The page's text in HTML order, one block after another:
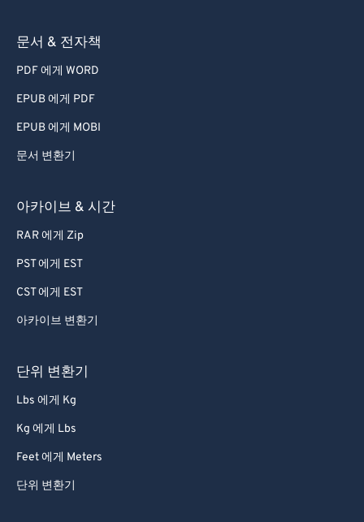
문서 & 전자책
PDF 에게 WORD
EPUB 에게 PDF
EPUB 에게 MOBI
문서 변환기
아카이브 & 시간
RAR 에게 Zip
PST 에게 EST
CST 에게 EST
아카이브 변환기
단위 변환기
Lbs 에게 Kg
Kg 에게 Lbs
Feet 에게 Meters
단위 변환기